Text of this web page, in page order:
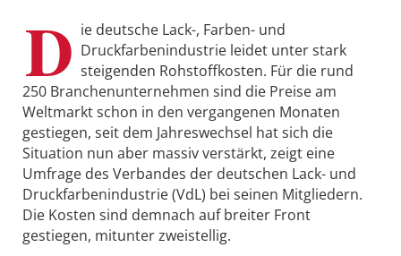
D ie deutsche Lack-, Farben- und
Druckfarbenindustrie leidet unter stark
steigenden Rohstoffkosten. Für die rund
250 Branchenunternehmen sind die Preise am
Weltmarkt schon in den vergangenen Monaten
gestiegen, seit dem Jahreswechsel hat sich die
Situation nun aber massiv verstärkt, zeigt eine
Umfrage des Verbandes der deutschen Lack- und
Druckfarbenindustrie (VdL) bei seinen Mitgliedern.
Die Kosten sind demnach auf breiter Front
gestiegen, mitunter zweistellig.